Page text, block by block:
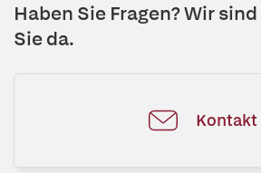
Haben Sie Fragen? Wir
Sie da.
Kontakt